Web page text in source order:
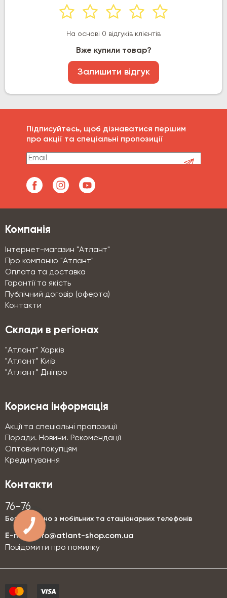
На основі 0 відгуків клієнтів
Вже купили товар?
Залишити відгук
Підписуйтесь, щоб дізнаватися першим
про акції та спеціальні пропозиції
Компанія
Інтернет-магазин "Атлант"
Про компанію "Атлант"
Оплата та доставка
Гарантії та якість
Публічний договір (оферта)
Контакти
Склади в регіонах
"Атлант" Харків
"Атлант" Київ
"Атлант" Дніпро
Корисна інформація
Акції та спеціальні пропозиції
Поради. Новини. Рекомендації
Оптовим покупцям
Кредитування
Контакти
76-76
Безкоштовно з мобільних та стаціонарних телефонів
E-mail:
info@atlant-shop.com.ua
Повідомити про помилку